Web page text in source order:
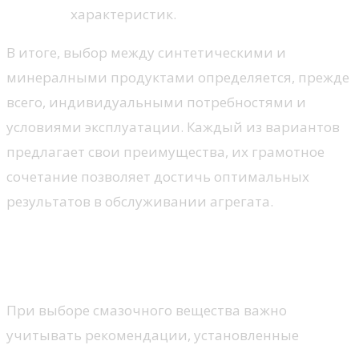
характеристик.
В итоге, выбор между синтетическими и
минералными продуктами определяется, прежде
всего, индивидуальными потребностями и
условиями эксплуатации. Каждый из вариантов
предлагает свои преимущества, их грамотное
сочетание позволяет достичь оптимальных
результатов в обслуживании агрегата.
При выборе смазочного вещества важно
учитывать рекомендации, установленные